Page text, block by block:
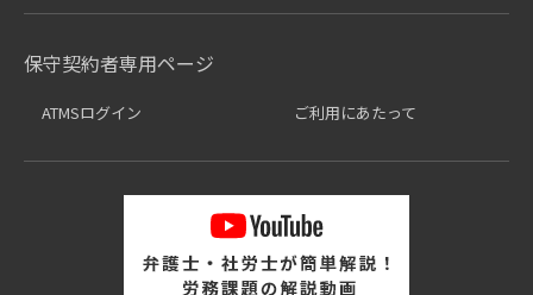
保守契約者専用ページ
ATMSログイン ご利用にあたって